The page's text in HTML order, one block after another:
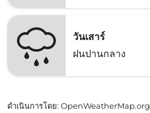
วันเสาร์
ฝนปานกลาง
ดำเนินการโดย: OpenWeatherMap.org